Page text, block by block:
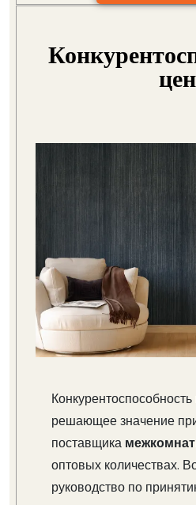
цен
решающее значение
поставщика
оптовых количествах.
руководство по